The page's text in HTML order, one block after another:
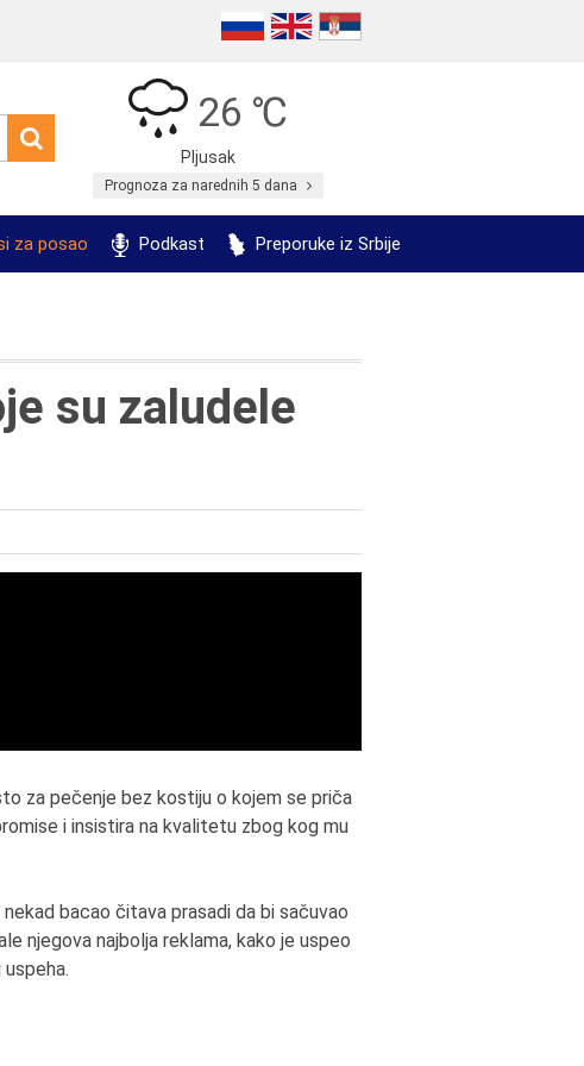
26 ℃
Pljusak
Prognoza za narednih 5 dana
za posao Podkast Preporuke iz Srbije
su zaludele
za pečenje bez kostiju o kojem se priča
i insistira na kvalitetu zbog kog mu
bacao čitava prasadi da bi sačuvao
njegova najbolja reklama, kako je uspeo